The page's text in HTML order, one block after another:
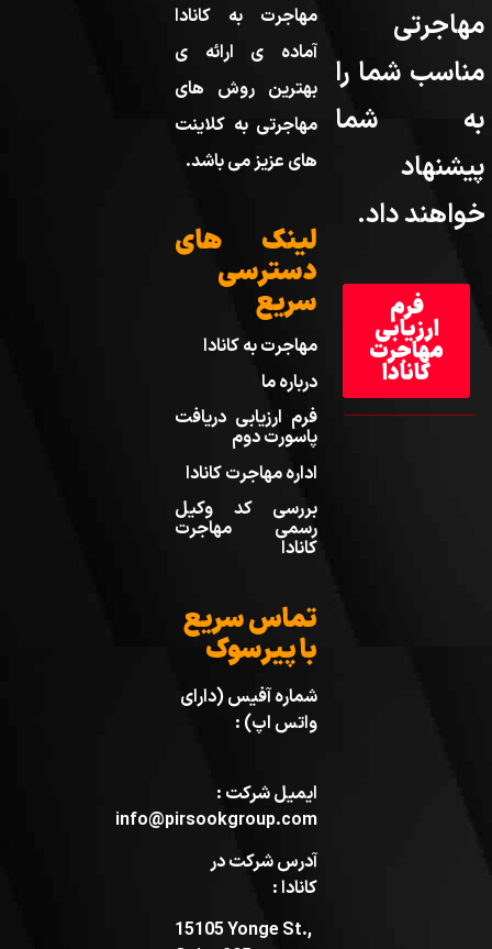
مهاجرتی
مناسب شما را
به شما
پیشنهاد
خواهند داد.
فرم
ارزیابی
مهاجرت
کانادا
مهاجرت به کانادا
آماده ی ارائه ی
بهترین روش های
مهاجرتی به کلاینت
های عزیز می باشد.
لینک های
دسترسی
سریع
مهاجرت به کانادا
درباره ما
فرم ارزیابی دریافت
پاسورت دوم
اداره مهاجرت کانادا
بررسی کد وکیل
رسمی مهاجرت
کانادا
تماس سریع
با پیرسوک
شماره آفیس (دارای
واتس اپ) :
ایمیل شرکت :
info@pirsookgroup.com
آدرس شرکت در
کانادا :
15105 Yonge St.,